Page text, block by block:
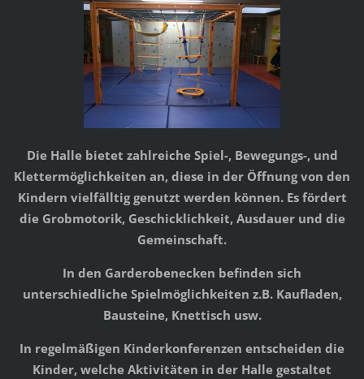
Die Halle bietet zahlreiche Spiel-, Bewegungs-, und
Klettermöglichkeiten an, diese in der Öffnung von den
Kindern vielfälltig genutzt werden können. Es fördert
die Grobmotorik, Geschicklichkeit, Ausdauer und die
Gemeinschaft.
In den Garderobenecken befinden sich
unterschiedliche Spielmöglichkeiten z.B. Kaufladen,
Bausteine, Knettisch usw.
In regelmäßigen Kinderkonferenzen entscheiden die
Kinder, welche Aktivitäten in der Halle gestaltet